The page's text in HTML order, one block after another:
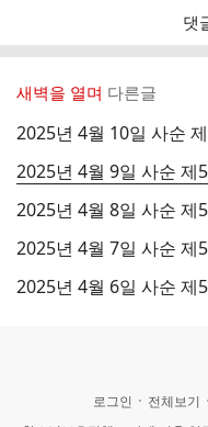
댓
새벽을 열며 다른글
2025년 4월 10일 사순
2025년 4월 9일 사순 제
2025년 4월 8일 사순 제
2025년 4월 7일 사순 제
2025년 4월 6일 사순 제
로그인 전체보기